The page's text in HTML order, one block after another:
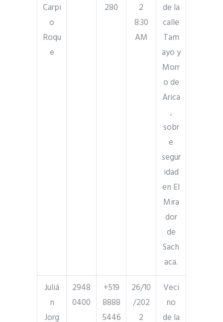
Carpi
o
Roqu
e
280
2
8:30
AM
de la
calle
Tam
ayo y
Morr
o de
Arica
,
sobr
e
segur
idad
en El
Mira
dor
de
Sach
aca.
Juliá
n
Jorg
2948
0400
+519
8888
5446
26/10
/202
2
Veci
no
de la